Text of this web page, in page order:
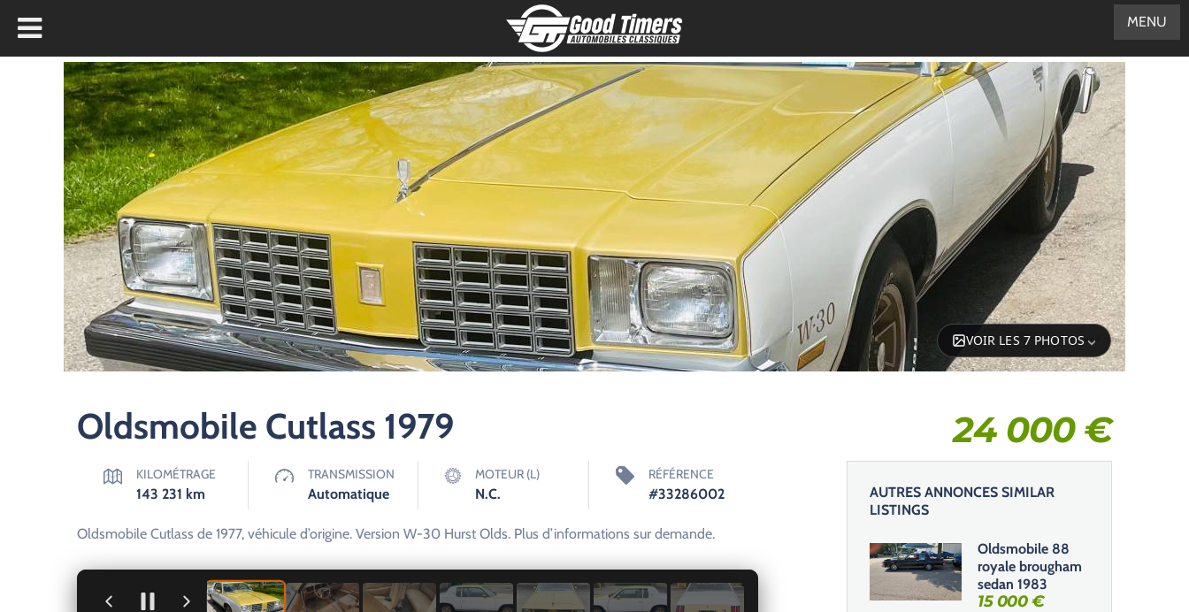
VOIR LES 7 PHOTOS
Oldsmobile Cutlass 1979 24 000€
KILOMÉTRAGE
143 231 km
TRANSMISSION
Automatique
MOTEUR (L)
N.C.
RÉFÉRENCE
#33286002
Oldsmobile Cutlass de 1977, véhicule d’origine. Version W-30 Hurst Olds. Plus d’informations sur demande.
1 / 7
AUTRES ANNONCES SIMILAR
LISTINGS
Oldsmobile 88
royale brougham
sedan 1983
15 000€
MENU